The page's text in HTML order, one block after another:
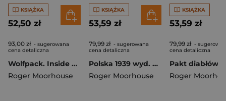
KSIĄŻKA
52,50 zł
93,00 zł - sugerowana
cena detaliczna
Wolfpack. Inside Hitler's U-Boat War
Roger Moorhouse
KSIĄŻKA
53,59 zł
79,99 zł - sugerowana
cena detaliczna
Polska 1939 wyd. 2022
Roger Moorhouse
KSIĄŻKA
53,59 zł
79,99 zł -
cena detaliczna
Roger